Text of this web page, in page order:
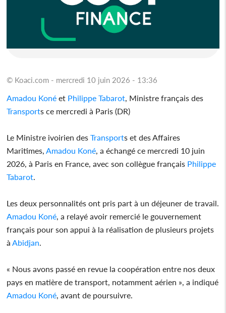
© Koaci.com - mercredi 10 juin 2026 - 13:36
Amadou Koné et Philippe Tabarot , Ministre français des
Transports ce mercredi à Paris (DR)
Le Ministre ivoirien desTransports et des Affaires
Maritimes, Amadou Koné , a échangé ce mercredi 10 juin
2026, à Paris en France, avec son collègue français Philippe
Tabarot
Les deux personnalités ont pris part à un déjeuner de travail.
Amadou Koné , a relayé avoir remercié le gouvernement
français pour son appui à la réalisation de plusieurs projets
à Abidjan
« Nous avons passé en revue la coopération entre nos deux
pays en matière de transport, notamment aérien », a indiqué
Amadou Koné , avant de poursuivre.